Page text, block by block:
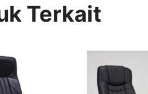
Terkait